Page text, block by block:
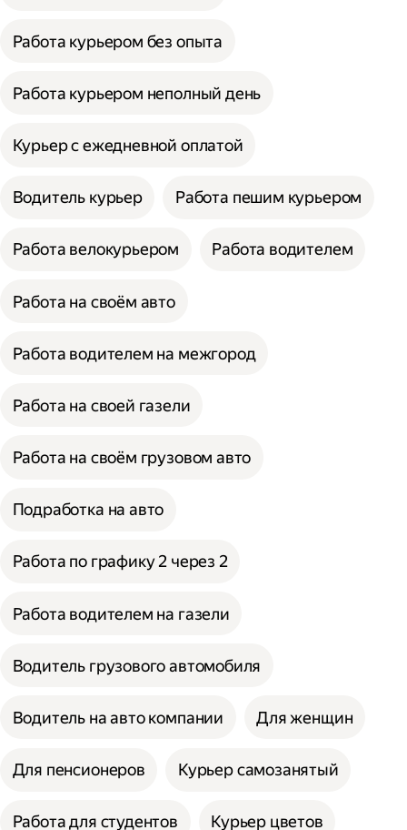
Работа курьером без опыта
Работа курьером неполный день
Курьер с ежедневной оплатой
Водитель курьер Работа пешим курьером
Работа велокурьером Работа водителем
Работа на своём авто
Работа водителем на межгород
Работа на своей газели
Работа на своём грузовом авто
Подработка на авто
Работа по графику 2 через 2
Работа водителем на газели
Водитель грузового автомобиля
Водитель на авто компании Для женщин
Для пенсионеров Курьер самозанятый
Работа для студентов Курьер цветов